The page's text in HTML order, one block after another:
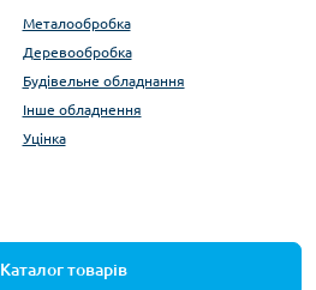
Металообробка
Деревообробка
Будівельне обладнання
Інше обладнення
Уцінка
Каталог товарів